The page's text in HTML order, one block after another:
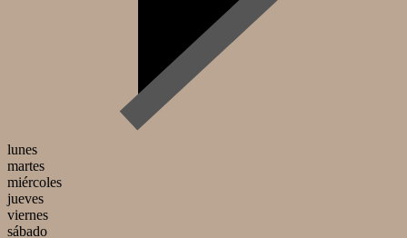
lunes
martes
miércoles
jueves
viernes
sábado